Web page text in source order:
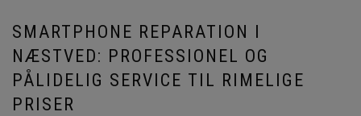
SMARTPHONE REPARATION I
NÆSTVED: PROFESSIONEL OG
PÅLIDELIG SERVICE TIL RIMELIGE
PRISER